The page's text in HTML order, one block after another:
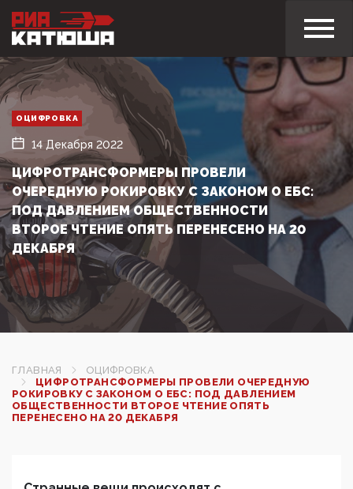
ОЦИФРОВКА
14 Декабря 2022
ЦИФРОТРАНСФОРМЕРЫ ПРОВЕЛИ
ОЧЕРЕДНУЮ РОКИРОВКУ С ЗАКОНОМ О ЕБС:
ПОД ДАВЛЕНИЕМ ОБЩЕСТВЕННОСТИ
ВТОРОЕ ЧТЕНИЕ ОПЯТЬ ПЕРЕНЕСЕНО НА 20
ДЕКАБРЯ
ГЛАВНАЯ
ОЦИФРОВКА
ЦИФРОТРАНСФОРМЕРЫ ПРОВЕЛИ ОЧЕРЕДНУЮ
РОКИРОВКУ С ЗАКОНОМ О ЕБС: ПОД ДАВЛЕНИЕМ
ОБЩЕСТВЕННОСТИ ВТОРОЕ ЧТЕНИЕ ОПЯТЬ
ПЕРЕНЕСЕНО НА 20 ДЕКАБРЯ